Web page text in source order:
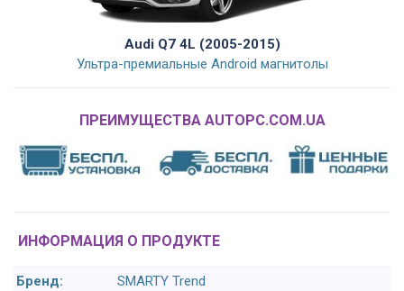
Audi Q7 4L (2005-2015)
Ультра-премиальные Android магнитолы
ПРЕИМУЩЕСТВА AUTOPC.COM.UA
ИНФОРМАЦИЯ О ПРОДУКТЕ
Бренд:
SMARTY Trend